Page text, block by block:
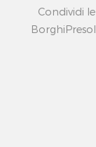
Condividi